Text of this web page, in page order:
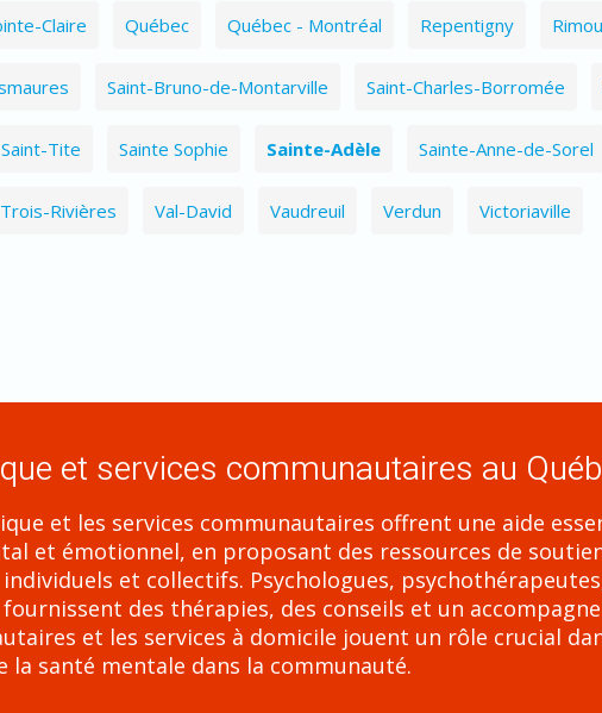
Claire Québec Québec - Montréal Repentigny
Saint-Bruno-de-Montarville Saint-Charles-Borromée
Saint-Tite Sainte Sophie Sainte-Adèle Sainte-Anne-de-Sorel
Trois-Rivières Val-David Vaudreuil Verdun Victoriaville
et services communautaires au
et les services communautaires offrent une aide
et émotionnel, en proposant des ressources de
et collectifs. Psychologues,
des thérapies, des conseils et un
et les services à domicile jouent un rôle crucial
la santé mentale dans la communauté.